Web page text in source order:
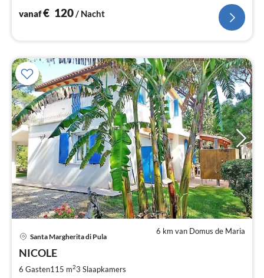
vanaf€ 120/ Nacht
6 km van Domus de Maria
Santa Margherita di Pula
NICOLE
6 Gasten115 m23 Slaapkamers